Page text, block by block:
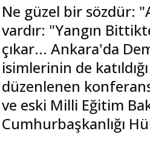
Ne güzel bir sözdür:
vardır: "Yangın
çıkar... Ankara'da
isimlerinin de
düzenlenen
ve eski Milli Eğitim
Cumhurbaşkanlığı